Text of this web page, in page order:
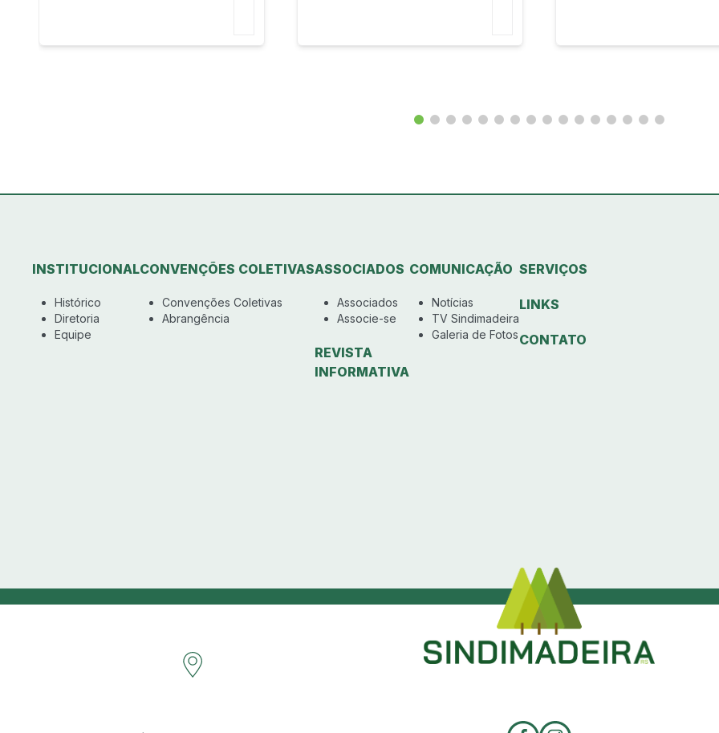
INSTITUCIONAL
Histórico
Diretoria
Equipe
CONVENÇÕES COLETIVAS
Convenções Coletivas
Abrangência
ASSOCIADOS
Associados
Associe-se
REVISTA
INFORMATIVA
COMUNICAÇÃO
Notícias
TV Sindimadeira
Galeria de Fotos
SERVIÇOS
LINKS
CONTATO